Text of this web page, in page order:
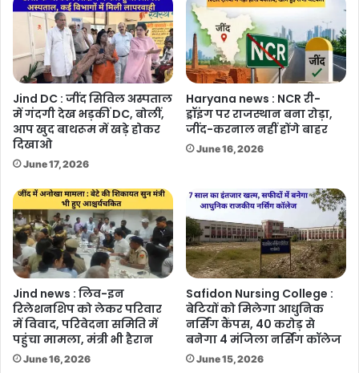
कार
Jind DC : जींद सिविल अस्पताल
में गंदगी देख भड़कीं DC, बोलीं,
आप खुद बाथरूम में खड़े होकर
दिखाओ
June 17, 2026
Haryana news : NCR री-
ड्रॉइंग पर राजस्थान बना रोड़ा,
जींद-करनाल नहीं होंगे बाहर
June 16, 2026
Jind news : लिव-इन
रिलेशनशिप को लेकर परिवार
में विवाद, परिवेदना समिति में
पहुंचा मामला, मंत्री भी हैरान
June 16, 2026
Safidon Nursing College :
बेटियों को मिलेगा आधुनिक
नर्सिंग कैंपस, 40 करोड़ से
बनेगा 4 मंजिला नर्सिंग कॉलेज
June 15, 2026